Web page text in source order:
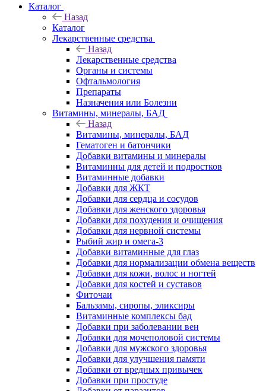
Каталог
Назад
Каталог
Лекарственные средства
Назад
Лекарственные средства
Органы и системы
Офтальмология
Препараты
Назначения или Болезни
Витамины, минералы, БАД
Назад
Витамины, минералы, БАД
Гематоген и батончики
Добавки витамины и минералы
Витаминны для детей и подростков
Витаминные добавки
Добавки для ЖКТ
Добавки для сердца и сосудов
Добавки для женского здоровья
Добавки для похудения и очищения
Добавки для нервной системы
Рыбий жир и омега-3
Добавки витаминные для глаз
Добавки для нормализации обмена веществ
Добавки для кожи, волос и ногтей
Добавки для костей и суставов
Фиточаи
Бальзамы, сиропы, эликсиры
Витаминные комплексы бад
Добавки при заболевании вен
Добавки для мочеполовой системы
Добавки для мужского здоровья
Добавки для улучшения памяти
Добавки от вредных привычек
Добавки при простуде